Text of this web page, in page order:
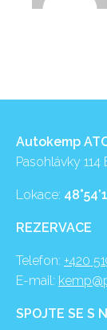
Autokemp
Pasohlávky 114
Lokace:
REZERVACE
Telefon: +420
E-mail:
SPOJTE SE S